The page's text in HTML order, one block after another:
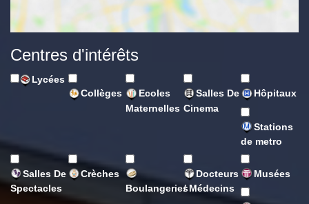
Centres d'intérêts
Lycées
Collèges
Ecoles
Maternelles
Salles De
Cinema
Hôpitaux
Stations
de metro
Salles De
Spectacles
Crèches
Boulangeries
Docteurs
/ Médecins
Musées